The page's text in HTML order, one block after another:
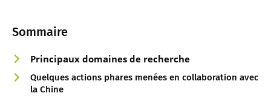
Sommaire
Principaux domaines de recherche
Quelques actions phares menées en collaboration avec
la Chine